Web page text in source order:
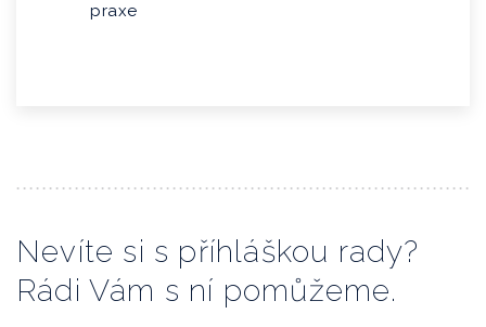
praxe
Nevíte si s příhláškou rady?
Rádi Vám s ní pomůžeme.